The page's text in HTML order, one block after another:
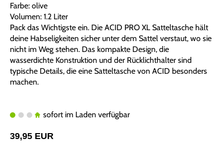
Farbe: olive
Volumen: 1.2 Liter
Pack das Wichtigste ein. Die ACID PRO XL Satteltasche hält
deine Habseligkeiten sicher unter dem Sattel verstaut, wo sie
nicht im Weg stehen. Das kompakte Design, die
wasserdichte Konstruktion und der Rücklichthalter sind
typische Details, die eine Satteltasche von ACID besonders
machen.
sofort im Laden verfügbar
39,95 EUR